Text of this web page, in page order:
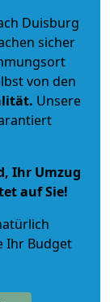
Duisburg
sicher
von den
. Unsere
Ihr Umzug
auf Sie!
Ihr Budget